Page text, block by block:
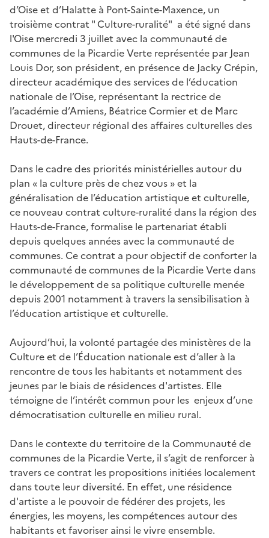
d’Oise et d’Halatte à Pont-Sainte-Maxence, un
troisième contrat " Culture-ruralité" a été signé dans
l'Oise mercredi 3 juillet avec la communauté de
communes de la Picardie Verte représentée par Jean
Louis Dor, son président, en présence de Jacky Crépin,
directeur académique des services de l’éducation
nationale de l’Oise, représentant la rectrice de
l’académie d’Amiens, Béatrice Cormier et de Marc
Drouet, directeur régional des affaires culturelles des
Hauts-de-France.
Dans le cadre des priorités ministérielles autour du
plan « la culture près de chez vous » et la
généralisation de l’éducation artistique et culturelle,
ce nouveau contrat culture-ruralité dans la région des
Hauts-de-France, formalise le partenariat établi
depuis quelques années avec la communauté de
communes. Ce contrat a pour objectif de conforter la
communauté de communes de la Picardie Verte dans
le développement de sa politique culturelle menée
depuis 2001 notamment à travers la sensibilisation à
l’éducation artistique et culturelle.
Aujourd’hui, la volonté partagée des ministères de la
Culture et de l’Éducation nationale est d’aller à la
rencontre de tous les habitants et notamment des
jeunes par le biais de résidences d'artistes. Elle
témoigne de l’intérêt commun pour les enjeux d’une
démocratisation culturelle en milieu rural.
Dans le contexte du territoire de la Communauté de
communes de la Picardie Verte, il s’agit de renforcer à
travers ce contrat les propositions initiées localement
dans toute leur diversité. En effet, une résidence
d'artiste a le pouvoir de fédérer des projets, les
énergies, les moyens, les compétences autour des
habitants et favoriser ainsi le vivre ensemble.